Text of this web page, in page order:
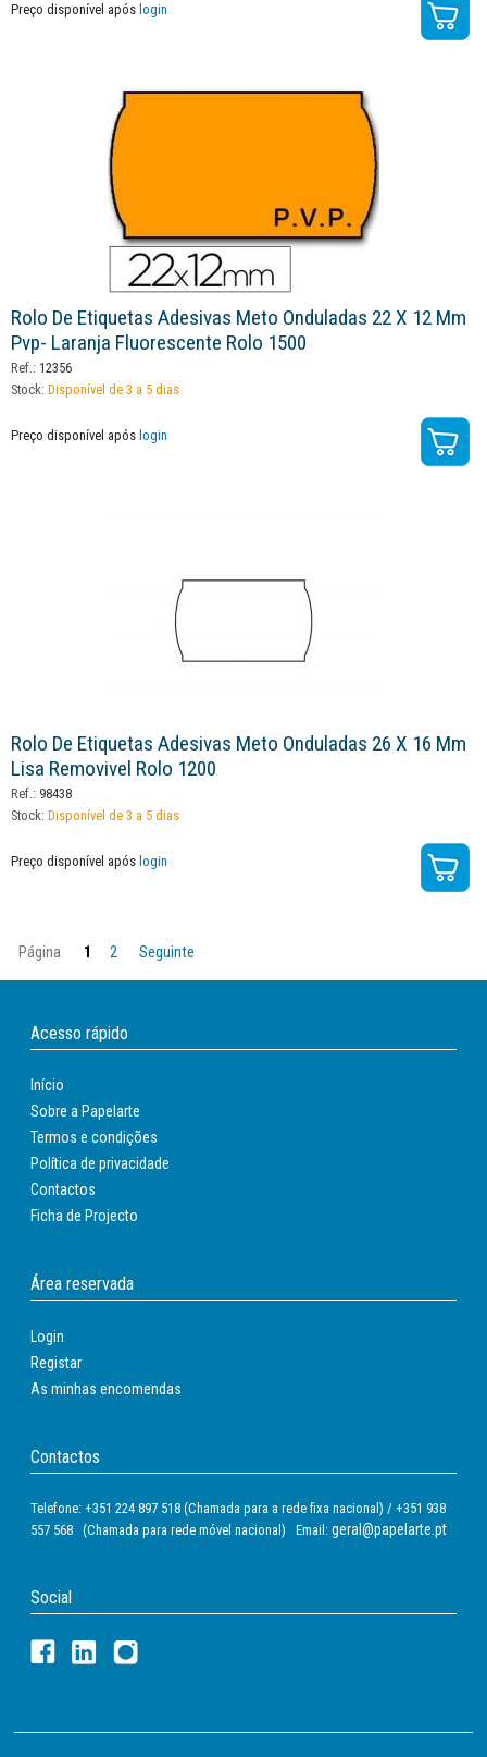
Preço disponível após login
Rolo De Etiquetas Adesivas Meto Onduladas 22 X 12 Mm
Pvp- Laranja Fluorescente Rolo 1500
Ref.: 12356
Stock: Disponível de 3 a 5 dias
Preço disponível após login
Rolo De Etiquetas Adesivas Meto Onduladas 26 X 16 Mm
Lisa Removivel Rolo 1200
Ref.: 98438
Stock: Disponível de 3 a 5 dias
Preço disponível após login
Página 1 2 Seguinte
Acesso rápido
Início
Sobre a Papelarte
Termos e condições
Política de privacidade
Contactos
Ficha de Projecto
Área reservada
Login
Registar
As minhas encomendas
Contactos
Telefone: +351 224 897 518 (Chamada para a rede fixa nacional) / +351 938
557 568 (Chamada para rede móvel nacional) Email: geral@papelarte.pt
Social